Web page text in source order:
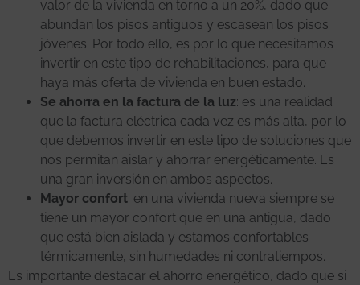
valor de la vivienda en torno a un 20%, dado que
abundan los pisos antiguos y escasean los pisos
jóvenes. Por todo ello, es por lo que necesitamos
invertir en este tipo de rehabilitaciones, para que
haya más oferta de vivienda en buen estado.
Se ahorra en la factura de la luz: es una realidad
que la factura eléctrica cada vez es más alta, por lo
que debemos invertir en este tipo de soluciones que
nos permitan aislar y ahorrar energéticamente. Es
una gran inversión en ambos aspectos.
Mayor confort: en una vivienda nueva siempre se
tiene un mayor confort que en una antigua, dado
que está bien aislada y estamos confortables
térmicamente, sin humedades ni contratiempos.
Es importante destacar el ahorro energético, dado que si